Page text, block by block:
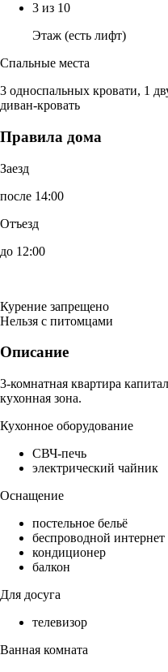
3 из 10
Этаж (есть лифт)
Спальные места
3 односпальных кровати, 1
диван-кровать
Правила дома
Заезд
после 14:00
Отъезд
до 12:00
Курение запрещено
Нельзя с питомцами
Описание
3-комнатная квартира
кухонная зона.
Кухонное оборудование
СВЧ-печь
электрический чайник
Оснащение
постельное бельё
беспроводной
кондиционер
балкон
Для досуга
телевизор
Ванная комната